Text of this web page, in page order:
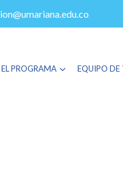
EL PROGRAMA EQUIPO DE